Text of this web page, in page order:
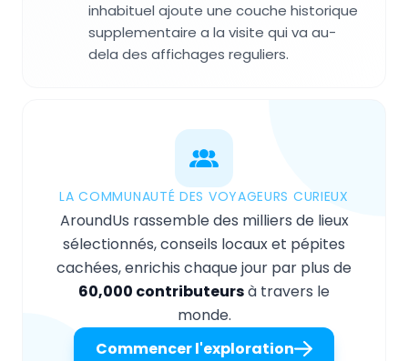
inhabituel ajoute une couche historique
supplementaire a la visite qui va au-
dela des affichages reguliers.
LA COMMUNAUTÉ DES VOYAGEURS CURIEUX
AroundUs rassemble des milliers de lieux
sélectionnés, conseils locaux et pépites
cachées, enrichis chaque jour par plus de
60,000 contributeursà travers le
monde.
Commencer l'exploration